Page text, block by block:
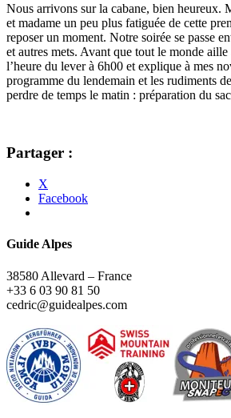
Nous arrivons sur la cabane, bien heureux.
et madame un peu plus fatiguée de cette
reposer un moment. Notre soirée se passe
et autres mets. Avant que tout le monde
l’heure du lever à 6h00 et explique à mes
programme du lendemain et les rudiments
perdre de temps le matin : préparation du
Partager :
X
Facebook
Guide Alpes
38580 Allevard – France
+33 6 03 90 81 50
cedric@guidealpes.com